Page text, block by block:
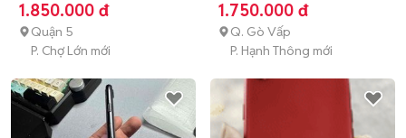
1.850.000 đ
Quận 5
P. Chợ Lớn mới
1.750.000 đ
Q. Gò Vấp
P. Hạnh Thông mới